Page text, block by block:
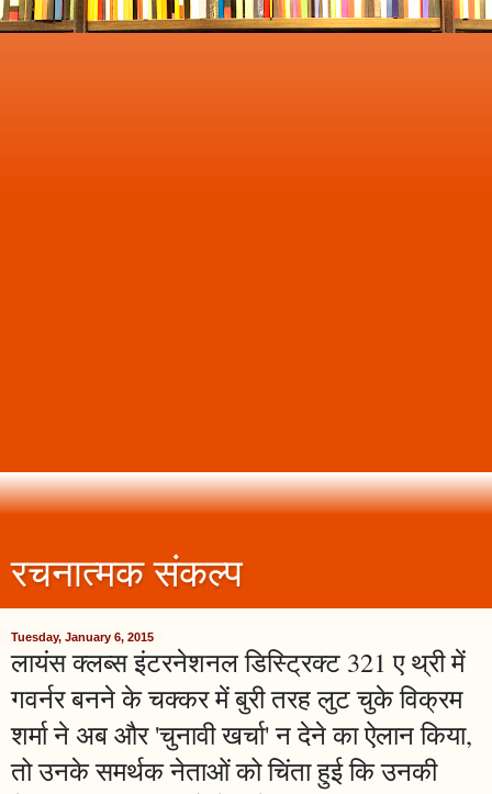
रचनात्मक संकल्प
Tuesday, January 6, 2015
लायंस क्लब्स इंटरनेशनल डिस्ट्रिक्ट 321 ए थ्री में
गवर्नर बनने के चक्कर में बुरी तरह लुट चुके विक्रम
शर्मा ने अब और 'चुनावी खर्चा' न देने का ऐलान किया,
तो उनके समर्थक नेताओं को चिंता हुई कि उनकी